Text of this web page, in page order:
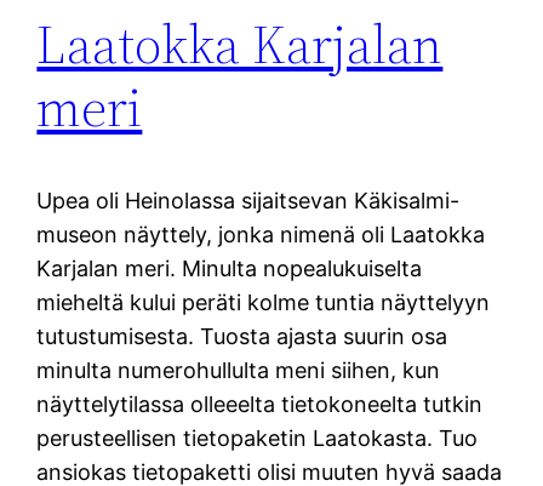
Laatokka Karjalan
meri
Upea oli Heinolassa sijaitsevan Käkisalmi-
museon näyttely, jonka nimenä oli Laatokka
Karjalan meri. Minulta nopealukuiselta
mieheltä kului peräti kolme tuntia näyttelyyn
tutustumisesta. Tuosta ajasta suurin osa
minulta numerohullulta meni siihen, kun
näyttelytilassa olleeelta tietokoneelta tutkin
perusteellisen tietopaketin Laatokasta. Tuo
ansiokas tietopaketti olisi muuten hyvä saada